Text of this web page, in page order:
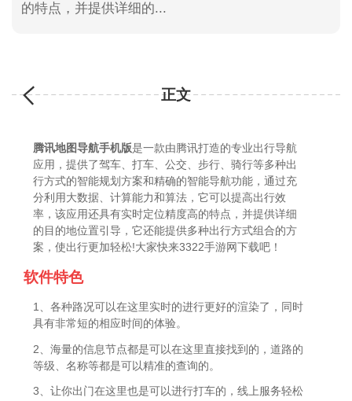
的特点，并提供详细的...
正文
腾讯地图导航手机版是一款由腾讯打造的专业出行导航
应用，提供了驾车、打车、公交、步行、骑行等多种出
行方式的智能规划方案和精确的智能导航功能，通过充
分利用大数据、计算能力和算法，它可以提高出行效
率，该应用还具有实时定位精度高的特点，并提供详细
的目的地位置引导，它还能提供多种出行方式组合的方
案，使出行更加轻松!大家快来3322手游网下载吧！
软件特色
1、各种路况可以在这里实时的进行更好的渲染了，同时
具有非常短的相应时间的体验。
2、海量的信息节点都是可以在这里直接找到的，道路的
等级、名称等都是可以精准的查询的。
3、让你出门在这里也是可以进行打车的，线上服务轻松